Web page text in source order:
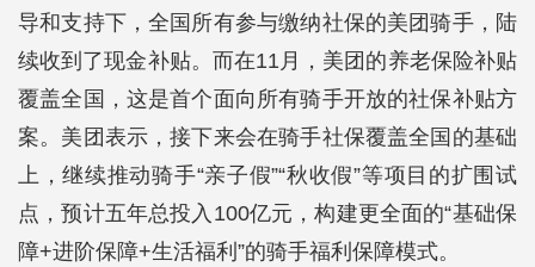
导和支持下，全国所有参与缴纳社保的美团骑手，陆
续收到了现金补贴。而在11月，美团的养老保险补贴
覆盖全国，这是首个面向所有骑手开放的社保补贴方
案。美团表示，接下来会在骑手社保覆盖全国的基础
上，继续推动骑手“亲子假”“秋收假”等项目的扩围试
点，预计五年总投入100亿元，构建更全面的“基础保
障+进阶保障+生活福利”的骑手福利保障模式。